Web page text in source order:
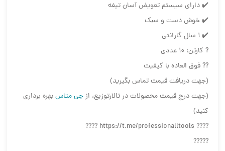
✔️ دارای سیستم تعویض آسان تیغه
✔️ خوش دست و سبک
✔️ ۱ سال‌ گارانتی
? کارتن: ۱۰ عددی
?? فوق العاده با کیفیت
(جهت دریافت قیمت تماس بگیرید)
(جهت درج قیمت محصولات در تالارتوزیع، ازجی متاسبهره برداری
کنید)
???? https://t.me/professionalltools ????
?????